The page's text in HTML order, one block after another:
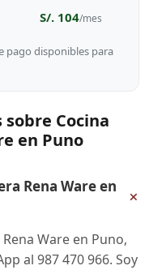
S/. 104/mes
pago disponibles para
Cocina
en Puno
Rena Ware en
+
Ware en Puno,
al 987 470 966. Soy